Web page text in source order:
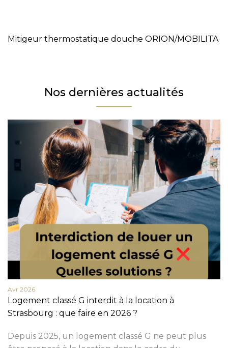
Mitigeur thermostatique douche ORION/MOBILITA
Nos dernières actualités
Avr 2026
Logement classé G interdit à la location à
Strasbourg : que faire en 2026 ?
Depuis 2025, un logement classé G ne peut plus
En cochant cette case, j’accepte la politique de confidentialité de ce site.
Vérification